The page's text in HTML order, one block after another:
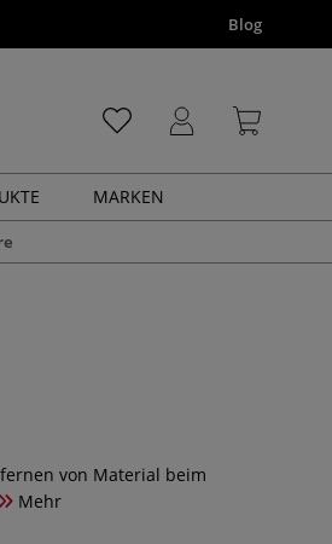
Blog
MARKEN
von Material beim
Mehr